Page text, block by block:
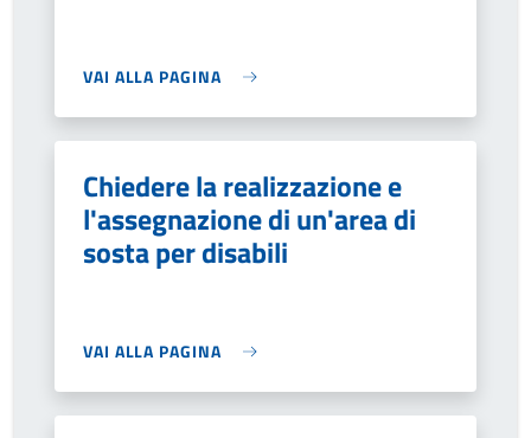
VAI ALLA PAGINA
Chiedere la realizzazione e
l'assegnazione di un'area di
sosta per disabili
VAI ALLA PAGINA